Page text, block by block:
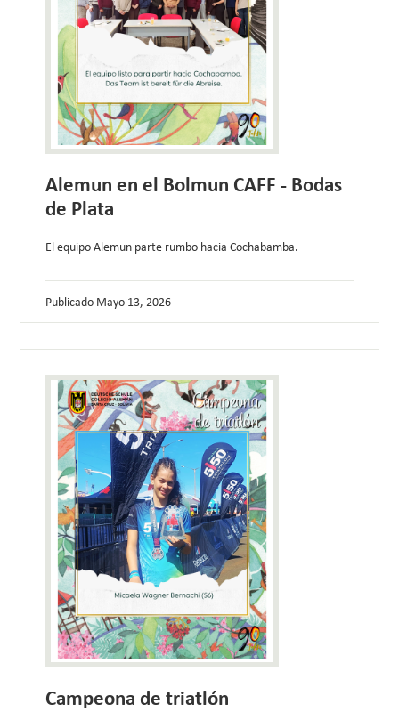
Alemun en el Bolmun CAFF - Bodas
de Plata
El equipo Alemun parte rumbo hacia Cochabamba.
Publicado Mayo 13, 2026
Campeona de triatlón